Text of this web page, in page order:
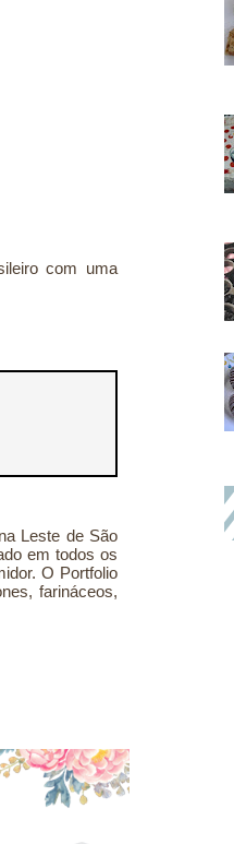
com uma
Leste de São
em todos os
O Portfolio
farináceos,